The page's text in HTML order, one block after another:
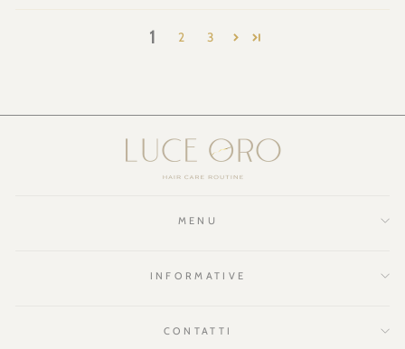
1 2 3
MENU
INFORMATIVE
CONTATTI